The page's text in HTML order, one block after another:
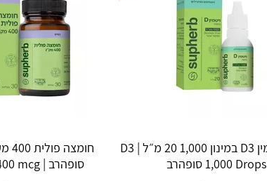
טיפות ויטמין D3 במינון 1,000 20 מ״ל | D3
1,000 Drops סופהרב
סופהרב | Folic acid 400 mcg